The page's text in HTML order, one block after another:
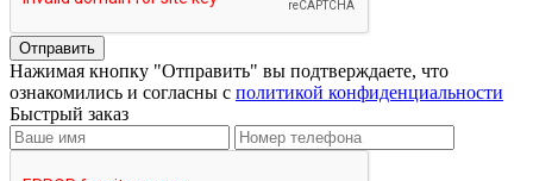
Отправить
Нажимая кнопку "Отправить" вы подтверждаете, что
ознакомились и согласны с политикой конфиденциальности
Быстрый заказ